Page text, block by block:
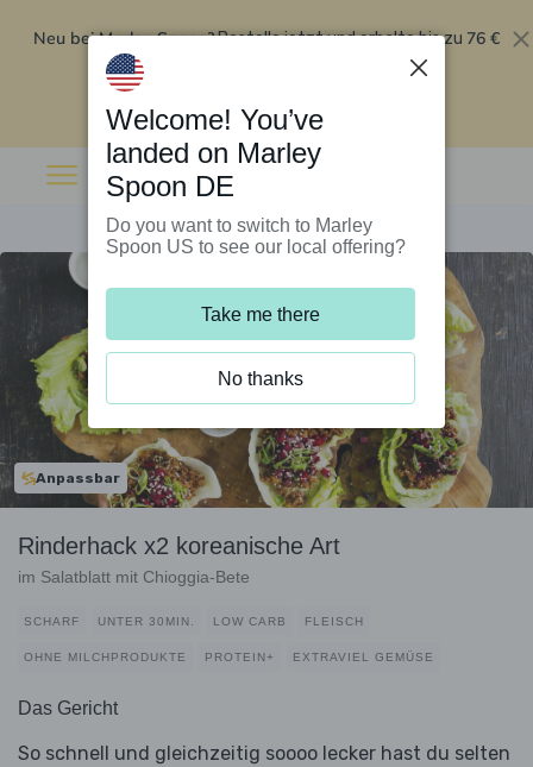
Neu bei Marley Spoon?Bestelle jetzt und erhalte bis zu 76 €
Rabatt auf deine ersten fünf Boxen
Anpassbar
Rinderhack x2 koreanische Art
im Salatblatt mit Chioggia-Bete
SCHARF UNTER 30MIN. LOW CARB FLEISCH
OHNE MILCHPRODUKTE PROTEIN+ EXTRAVIEL GEMÜSE
Das Gericht
So schnell und gleichzeitig soooo lecker hast du selten
Welcome! You’ve
landed on Marley
Spoon DE
Do you want to switch to Marley
Spoon US to see our local offering?
Take me there
No thanks